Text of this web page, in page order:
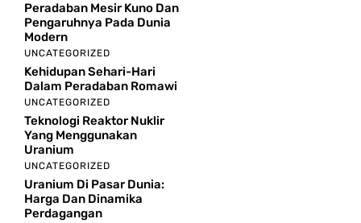
Peradaban Mesir Kuno Dan
Pengaruhnya Pada Dunia
Modern
UNCATEGORIZED
Kehidupan Sehari-Hari
Dalam Peradaban Romawi
UNCATEGORIZED
Teknologi Reaktor Nuklir
Yang Menggunakan
Uranium
UNCATEGORIZED
Uranium Di Pasar Dunia:
Harga Dan Dinamika
Perdagangan